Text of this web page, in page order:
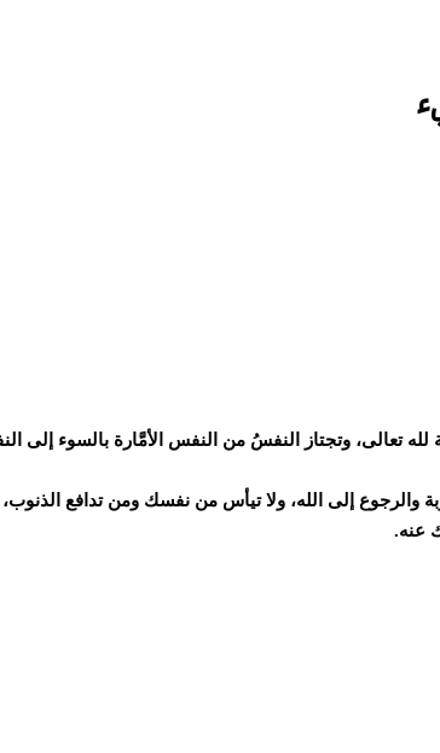
تعالى، وتجتاز النفسُ من النفس الأمَّارة بالسوء إلى
والرجوع إلى الله، ولا تيأس من نفسك ومن تدافع
عنه.